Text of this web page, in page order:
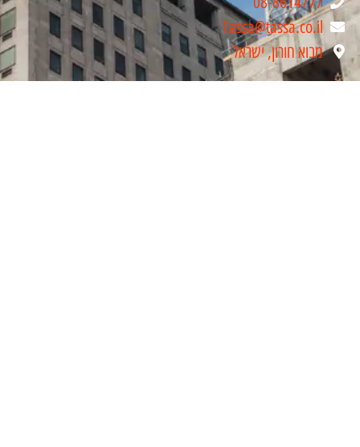
Tassa@tassa.co.il
מבוא חורון, ישראל